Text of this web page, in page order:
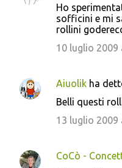
Ho
sofficini e mi
rollini
10 luglio 2009
Aiuolik ha
Belli questi
13 luglio 2009
CoCò -